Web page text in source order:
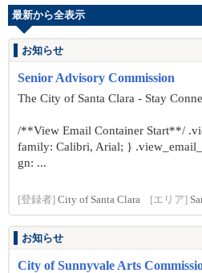
最新から全表示
お知らせ
Senior Advisory Commission
The City of Santa Clara - Stay
/**View Email Container Start**/
family: Calibri, Arial; }
gn: ...
[登録者] City of Santa Clara [エリア]
お知らせ
City of Sunnyvale Arts